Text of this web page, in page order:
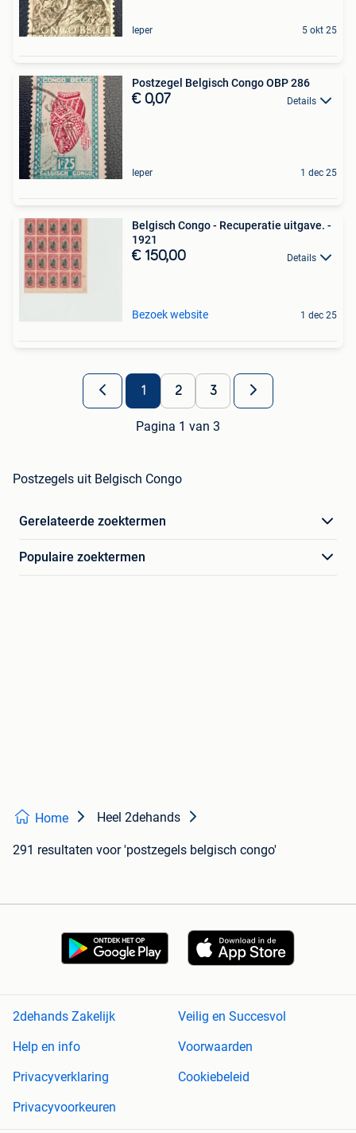
Ieper 5 okt 25
Postzegel Belgisch Congo OBP 286
€ 0,07 Details
Ieper 1 dec 25
Belgisch Congo - Recuperatie uitgave. -
1921
€ 150,00 Details
Bezoek website 1 dec 25
1 2 3
Pagina 1 van 3
Postzegels uit Belgisch Congo
Gerelateerde zoektermen
Populaire zoektermen
Home Heel 2dehands
291 resultaten voor 'postzegels belgisch congo'
2dehands Zakelijk
Veilig en Succesvol
Help en info
Voorwaarden
Privacyverklaring
Cookiebeleid
Privacyvoorkeuren